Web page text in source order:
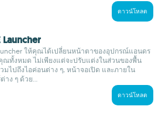
ดาวน์โหลด
Launcher
ให้คุณได้เปลี่ยนหน้าตาของอุปกรณ์แอนดร
ณทั้งหมด ไม่เพียงแต่จะปรับแต่งในส่วนของพื้น
มไปถึงไอค่อนต่าง ๆ, หน้าจอเปิด และภายใน
าง ๆ ด้วย...
ดาวน์โหลด